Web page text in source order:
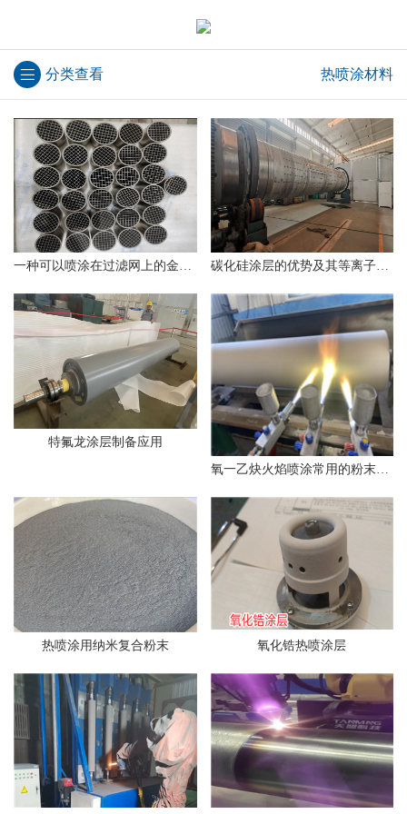
分类查看 热喷涂材料
一种可以喷涂在过滤网上的金属强化涂层 碳化硅涂层的优势及其等离子喷涂工艺
特氟龙涂层制备应用
氧一乙炔火焰喷涂常用的粉末主要有哪些？
热喷涂用纳米复合粉末 氧化锆热喷涂层